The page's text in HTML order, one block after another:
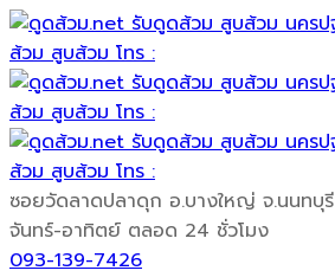
ซอยวัดลาดปลาดุก อ.บางใหญ่ จ.นนทบุรี
จันทร์-อาทิตย์ ตลอด 24 ชั่วโมง
093-139-7426